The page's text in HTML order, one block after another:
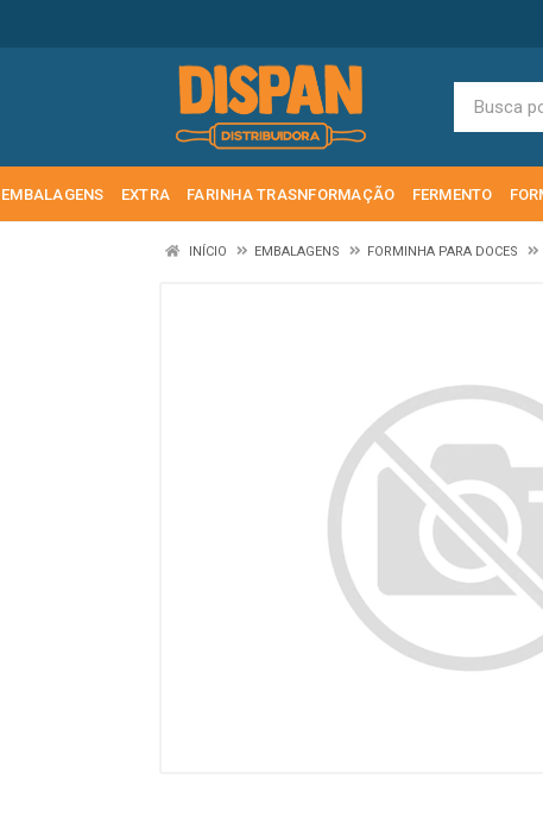
EMBALAGENS EXTRA FARINHA TRASNFORMAÇÃO FERMENTO
INÍCIO EMBALAGENS FORMINHA PARA DOCES